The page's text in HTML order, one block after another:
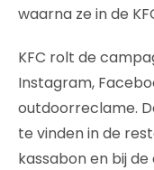
waarna ze in de
KFC rolt de
Instagram,
outdoorreclame.
te vinden in de
kassabon en bij